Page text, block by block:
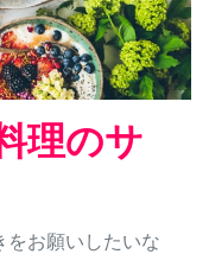
理のサ
をお願いしたいな